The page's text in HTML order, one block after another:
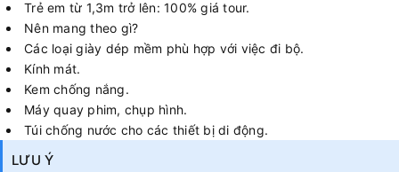
Trẻ em từ 1,3m trở lên: 100% giá tour.
Nên mang theo gì?
Các loại giày dép mềm phù hợp với việc đi bộ.
Kính mát.
Kem chống nắng.
Máy quay phim, chụp hình.
Túi chống nước cho các thiết bị di động.
LƯU Ý